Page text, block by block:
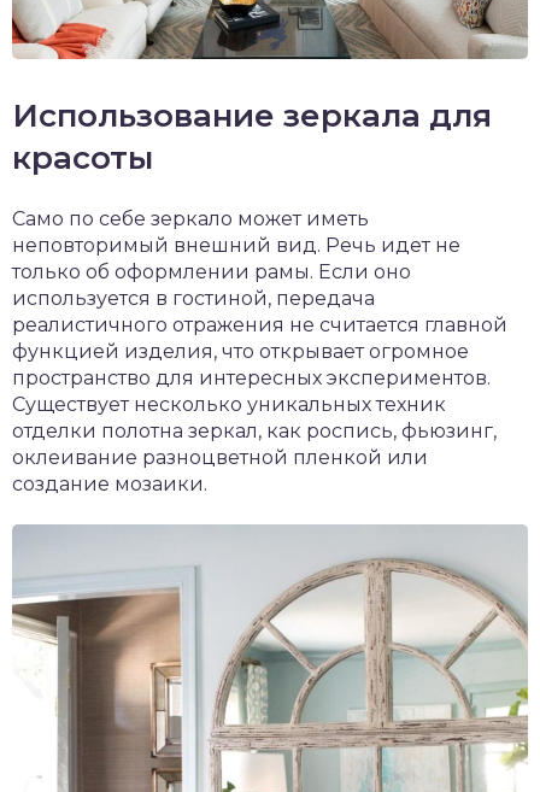
Использование зеркала для
красоты
Само по себе зеркало может иметь
неповторимый внешний вид. Речь идет не
только об оформлении рамы. Если оно
используется в гостиной, передача
реалистичного отражения не считается главной
функцией изделия, что открывает огромное
пространство для интересных экспериментов.
Существует несколько уникальных техник
отделки полотна зеркал, как роспись, фьюзинг,
оклеивание разноцветной пленкой или
создание мозаики.